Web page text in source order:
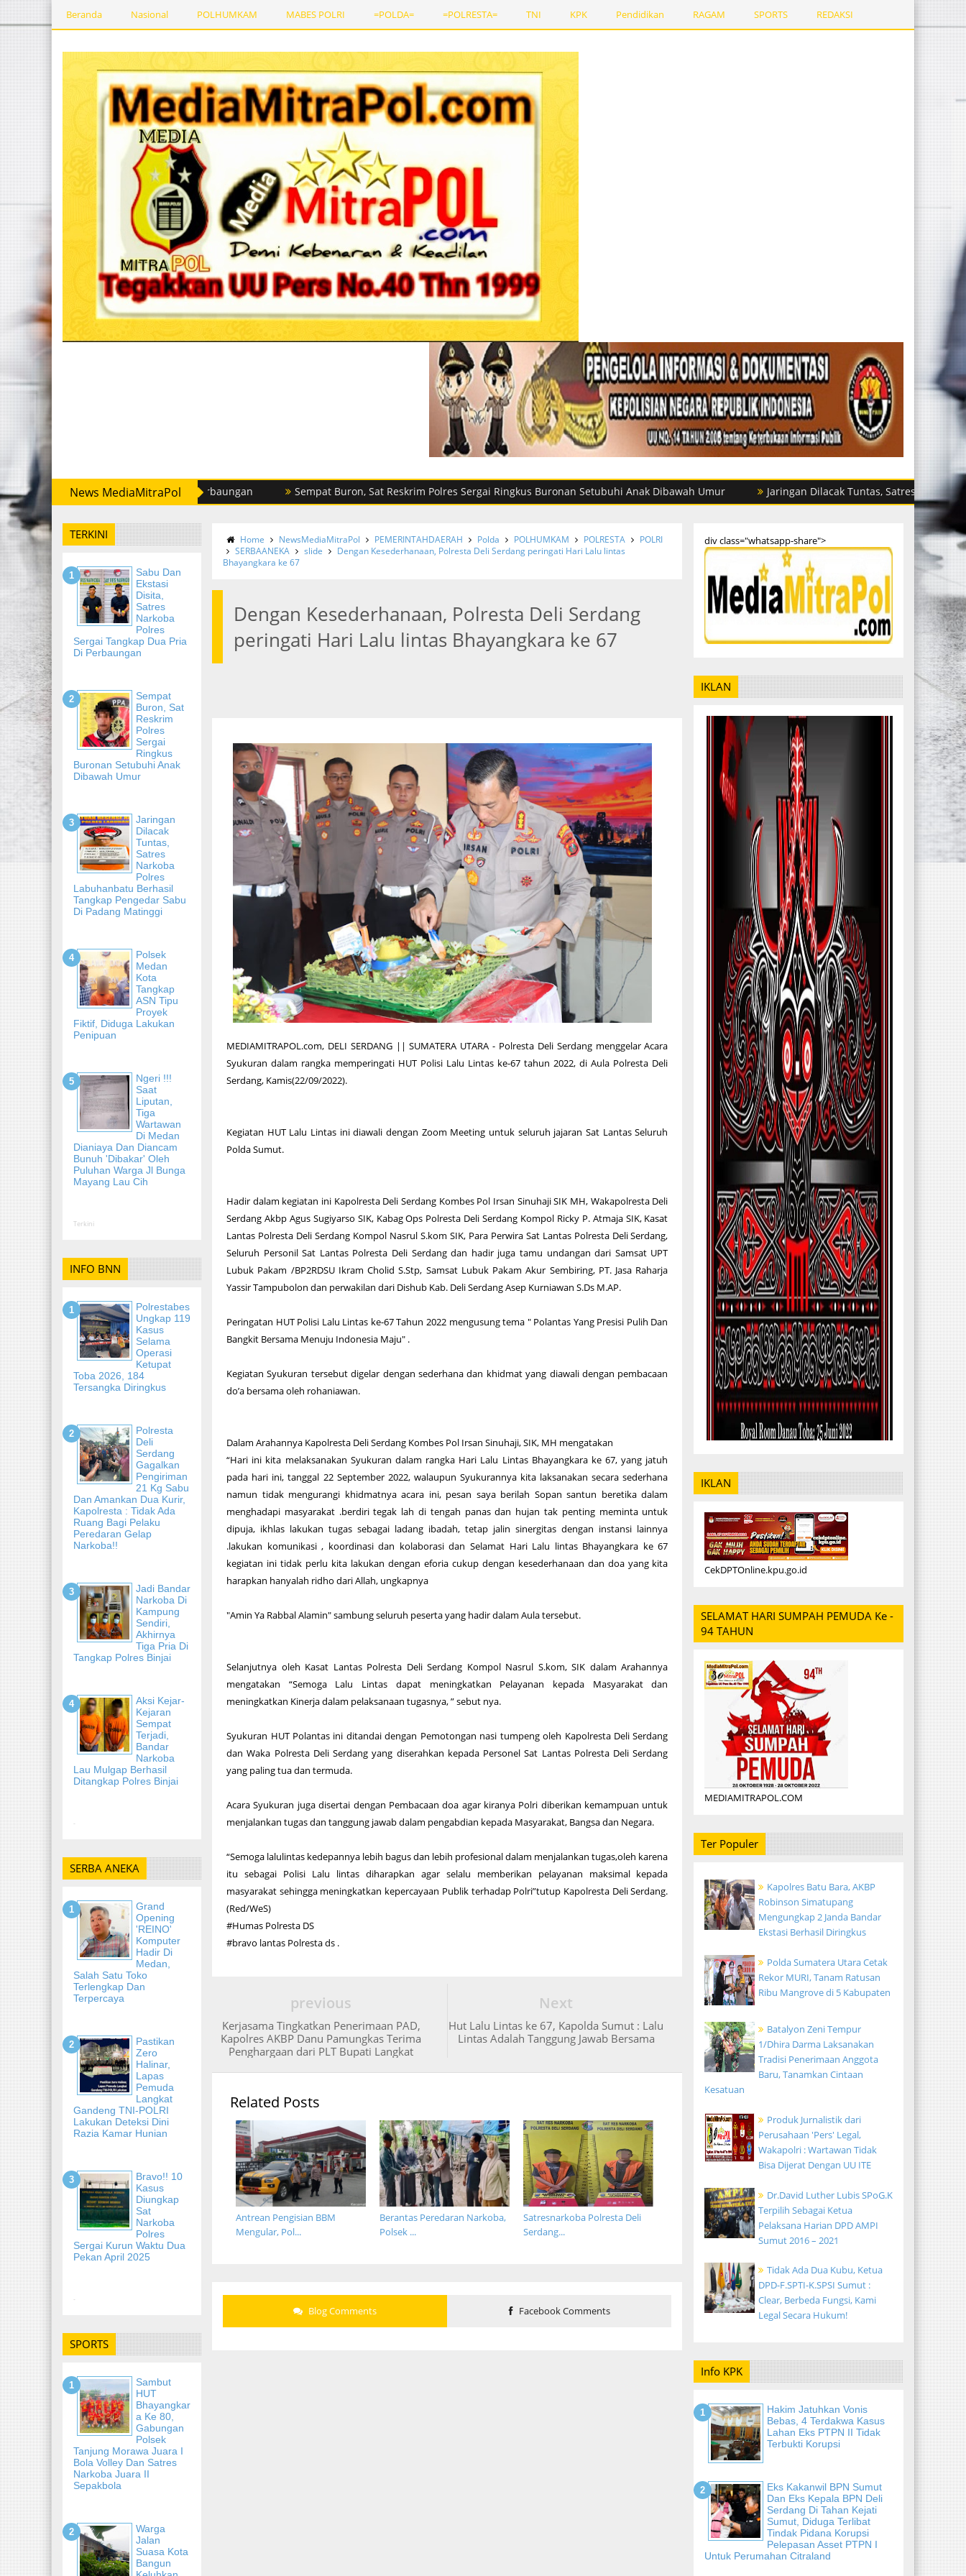
Beranda Nasional POLHUMKAM MABES POLRI =POLDA= =POLRESTA= TNI KPK Pendidikan RAGAM SPORTS REDAKSI
News MediaMitraPol
Sergai Tangkap Dua Pria di Perbaungan Sempat Buron, Sat Reskrim Polres Sergai Ringkus Buronan Setubuhi Anak Dibawah Umur Jaringan Dilacak Tuntas, Satres Narkoba Polres
TERKINI
Sabu Dan
Ekstasi
Disita,
Satres
Narkoba
Polres
Sergai Tangkap Dua Pria
Di Perbaungan
Sempat
Buron, Sat
Reskrim
Polres
Sergai
Ringkus
Buronan Setubuhi Anak
Dibawah Umur
Jaringan
Dilacak
Tuntas,
Satres
Narkoba
Polres
Labuhanbatu Berhasil
Tangkap Pengedar Sabu
Di Padang Matinggi
Polsek
Medan
Kota
Tangkap
ASN Tipu
Proyek
Fiktif, Diduga Lakukan
Penipuan
Ngeri !!!
Saat
Liputan,
Tiga
Wartawan
Di Medan
Dianiaya Dan Diancam
Bunuh 'Dibakar' Oleh
Puluhan Warga Jl Bunga
Mayang Lau Cih
Terkini
INFO BNN
Polrestabes
Ungkap 119
Kasus
Selama
Operasi
Ketupat
Toba 2026, 184
Tersangka Diringkus
Polresta
Deli
Serdang
Gagalkan
Pengiriman
21 Kg Sabu
Dan Amankan Dua Kurir,
Kapolresta : Tidak Ada
Ruang Bagi Pelaku
Peredaran Gelap
Narkoba!!
Jadi Bandar
Narkoba Di
Kampung
Sendiri,
Akhirnya
Tiga Pria Di
Tangkap Polres Binjai
Aksi Kejar-
Kejaran
Sempat
Terjadi,
Bandar
Narkoba
Lau Mulgap Berhasil
Ditangkap Polres Binjai
-
SERBA ANEKA
Grand
Opening
'REINO'
Komputer
Hadir Di
Medan,
Salah Satu Toko
Terlengkap Dan
Terpercaya
Pastikan
Zero
Halinar,
Lapas
Pemuda
Langkat
Gandeng TNI-POLRI
Lakukan Deteksi Dini
Razia Kamar Hunian
Bravo!! 10
Kasus
Diungkap
Sat
Narkoba
Polres
Sergai Kurun Waktu Dua
Pekan April 2025
-
SPORTS
Sambut
HUT
Bhayangkar
A Ke 80,
Gabungan
Polsek
Tanjung Morawa Juara I
Bola Volley Dan Satres
Narkoba Juara II
Sepakbola
Warga
Jalan
Suasa Kota
Bangun
Home NewsMediaMitraPol PEMERINTAHDAERAH Polda POLHUMKAM POLRESTA
POLRI
SERBAANEKA
slide
Dengan Kesederhanaan, Polresta Deli Serdang peringati Hari Lalu lintas
Bhayangkara ke 67
Dengan Kesederhanaan, Polresta Deli Serdang
peringati Hari Lalu lintas Bhayangkara ke 67
MEDIAMITRAPOL.com, DELI SERDANG || SUMATERA UTARA - Polresta Deli Serdang menggelar Acara
Syukuran dalam rangka memperingati HUT Polisi Lalu Lintas ke-67 tahun 2022, di Aula Polresta Deli
Serdang, Kamis(22/09/2022).
Kegiatan HUT Lalu Lintas ini diawali dengan Zoom Meeting untuk seluruh jajaran Sat Lantas Seluruh
Polda Sumut.
Hadir dalam kegiatan ini Kapolresta Deli Serdang Kombes Pol Irsan Sinuhaji SIK MH, Wakapolresta Deli
Serdang Akbp Agus Sugiyarso SIK, Kabag Ops Polresta Deli Serdang Kompol Ricky P. Atmaja SIK, Kasat
Lantas Polresta Deli Serdang Kompol Nasrul S.kom SIK, Para Perwira Sat Lantas Polresta Deli Serdang,
Seluruh Personil Sat Lantas Polresta Deli Serdang dan hadir juga tamu undangan dari Samsat UPT
Lubuk Pakam /BP2RDSU Ikram Cholid S.Stp, Samsat Lubuk Pakam Akur Sembiring, PT. Jasa Raharja
Yassir Tampubolon dan perwakilan dari Dishub Kab. Deli Serdang Asep Kurniawan S.Ds M.AP.
Peringatan HUT Polisi Lalu Lintas ke-67 Tahun 2022 mengusung tema " Polantas Yang Presisi Pulih Dan
Bangkit Bersama Menuju Indonesia Maju" .
Kegiatan Syukuran tersebut digelar dengan sederhana dan khidmat yang diawali dengan pembacaan
do’a bersama oleh rohaniawan.
Dalam Arahannya Kapolresta Deli Serdang Kombes Pol Irsan Sinuhaji, SIK, MH mengatakan
“Hari ini kita melaksanakan Syukuran dalam rangka Hari Lalu Lintas Bhayangkara ke 67, yang jatuh
pada hari ini, tanggal 22 September 2022, walaupun Syukurannya kita laksanakan secara sederhana
namun tidak mengurangi khidmatnya acara ini, pesan saya berilah Sopan santun beretika dalam
menghadapi masyarakat .berdiri tegak lah di tengah panas dan hujan tak penting meminta untuk
dipuja, ikhlas lakukan tugas sebagai ladang ibadah, tetap jalin sinergitas dengan instansi lainnya
.lakukan komunikasi , koordinasi dan kolaborasi dan Selamat Hari Lalu lintas Bhayangkara ke 67
kegiatan ini tidak perlu kita lakukan dengan eforia cukup dengan kesederhanaan dan doa yang kita
harapkan hanyalah ridho dari Allah, ungkapnya
"Amin Ya Rabbal Alamin" sambung seluruh peserta yang hadir dalam Aula tersebut.
Selanjutnya oleh Kasat Lantas Polresta Deli Serdang Kompol Nasrul S.kom, SIK dalam Arahannya
mengatakan “Semoga Lalu Lintas dapat meningkatkan Pelayanan kepada Masyarakat dan
meningkatkan Kinerja dalam pelaksanaan tugasnya, ” sebut nya.
Syukuran HUT Polantas ini ditandai dengan Pemotongan nasi tumpeng oleh Kapolresta Deli Serdang
dan Waka Polresta Deli Serdang yang diserahkan kepada Personel Sat Lantas Polresta Deli Serdang
yang paling tua dan termuda.
Acara Syukuran juga disertai dengan Pembacaan doa agar kiranya Polri diberikan kemampuan untuk
menjalankan tugas dan tanggung jawab dalam pengabdian kepada Masyarakat, Bangsa dan Negara.
“Semoga lalulintas kedepannya lebih bagus dan lebih profesional dalam menjalankan tugas,oleh karena
itu sebagai Polisi Lalu lintas diharapkan agar selalu memberikan pelayanan maksimal kepada
masyarakat sehingga meningkatkan kepercayaan Publik terhadap Polri”tutup Kapolresta Deli Serdang.
(Red/WeS)
#Humas Polresta DS
#bravo lantas Polresta ds .
Next
Hut Lalu Lintas ke 67, Kapolda Sumut : Lalu
Lintas Adalah Tanggung Jawab Bersama
previous
Kerjasama Tingkatkan Penerimaan PAD,
Kapolres AKBP Danu Pamungkas Terima
Penghargaan dari PLT Bupati Langkat
Related Posts
Satresnarkoba Polresta Deli
Serdang...
Berantas Peredaran Narkoba,
Polsek ...
Antrean Pengisian BBM
Mengular, Pol...
Blog Comments Facebook Comments
div class="whatsapp-share">
IKLAN
IKLAN
CekDPTOnline.kpu.go.id
SELAMAT HARI SUMPAH PEMUDA Ke -
94 TAHUN
MEDIAMITRAPOL.COM
Ter Populer
Kapolres Batu Bara, AKBP
Robinson Simatupang
Mengungkap 2 Janda Bandar
Ekstasi Berhasil Diringkus
Polda Sumatera Utara Cetak
Rekor MURI, Tanam Ratusan
Ribu Mangrove di 5 Kabupaten
Batalyon Zeni Tempur
1/Dhira Darma Laksanakan
Tradisi Penerimaan Anggota
Baru, Tanamkan Cintaan
Kesatuan
Produk Jurnalistik dari
Perusahaan 'Pers' Legal,
Wakapolri : Wartawan Tidak
Bisa Dijerat Dengan UU ITE
Dr.David Luther Lubis SPoG.K
Terpilih Sebagai Ketua
Pelaksana Harian DPD AMPI
Sumut 2016 – 2021
Tidak Ada Dua Kubu, Ketua
DPD-F.SPTI-K.SPSI Sumut :
Clear, Berbeda Fungsi, Kami
Legal Secara Hukum!
Info KPK
Hakim Jatuhkan Vonis
Bebas, 4 Terdakwa Kasus
Lahan Eks PTPN II Tidak
Terbukti Korupsi
Eks Kakanwil BPN Sumut
Dan Eks Kepala BPN Deli
Serdang Di Tahan Kejati
Sumut, Diduga Terlibat
Tindak Pidana Korupsi
Pelepasan Asset PTPN I
Untuk Perumahan Citraland